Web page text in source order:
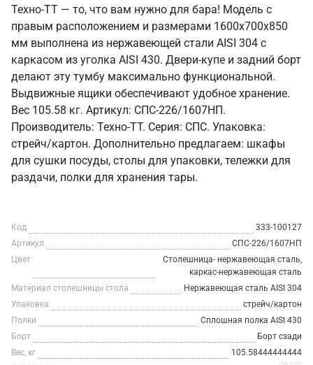
Техно-ТТ — то, что вам нужно для бара! Модель с
правым расположением и размерами 1600x700x850
мм выполнена из нержавеющей стали AISI 304 с
каркасом из уголка AISI 430. Двери-купе и задний борт
делают эту тумбу максимально функциональной.
Выдвижные ящики обеспечивают удобное хранение.
Вес 105.58 кг. Артикул: СПС-226/1607НП.
Производитель: Техно-ТТ. Серия: СПС. Упаковка:
стрейч/картон. Дополнительно предлагаем: шкафы
для сушки посуды, столы для упаковки, тележки для
раздачи, полки для хранения тары.
Код
333-100127
Артикул
СПС-226/1607НП
Цвет
Столешница- нержавеющая сталь,
каркас-нержавеющая сталь
Материал столешницы стола
Нержавеющая сталь AISI 304
Упаковка
стрейч/картон
Полки
Сплошная полка AISI 430
Борт
Борт сзади
Вес, кг
105.58444444444